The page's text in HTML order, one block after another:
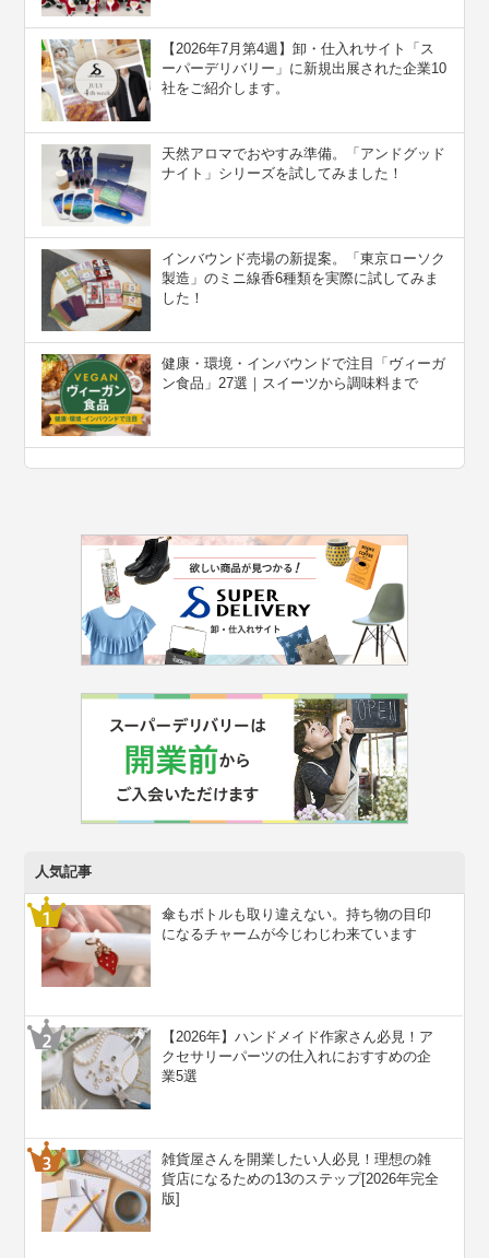
【2026年7月第4週】卸・仕入れサイト「ス
ーパーデリバリー」に新規出展された企業10
社をご紹介します。
天然アロマでおやすみ準備。「アンドグッド
ナイト」シリーズを試してみました！
インバウンド売場の新提案。「東京ローソク
製造」のミニ線香6種類を実際に試してみま
した！
健康・環境・インバウンドで注目「ヴィーガ
ン食品」27選｜スイーツから調味料まで
人気記事
傘もボトルも取り違えない。持ち物の目印
になるチャームが今じわじわ来ています
【2026年】ハンドメイド作家さん必見！ア
クセサリーパーツの仕入れにおすすめの企
業5選
雑貨屋さんを開業したい人必見！理想の雑
貨店になるための13のステップ[2026年完全
版]